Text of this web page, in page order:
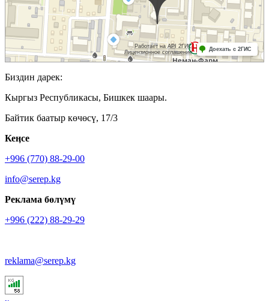
Биздин дарек:
Кыргыз Республикасы, Бишкек шаары.
Байтик баатыр көчөсү, 17/3
Кеӊсе
+996 (770) 88-29-00
info@serep.kg
Реклама бөлүмү
+996 (222) 88-29-29
reklama@serep.kg